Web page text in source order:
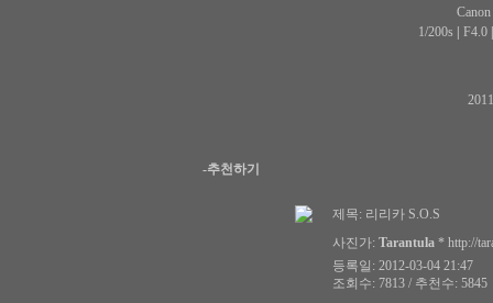
1/200s
F4.0
-추천하기
제목: 리리카 S.O.S
사진가: Tarantula * http://
등록일: 2012-03-04 21:47
조회수: 7813 / 추천수: 5845